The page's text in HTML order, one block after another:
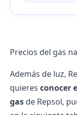
Precios del gas
Además de luz,
quieres conocer
gas de Repsol,